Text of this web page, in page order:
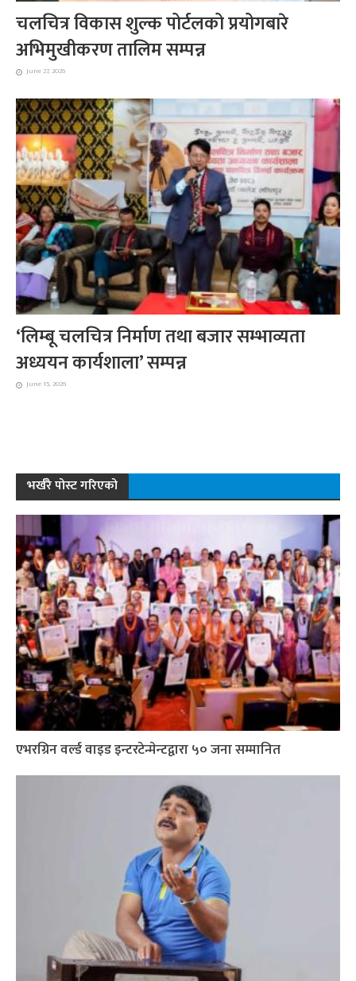
चलचित्र विकास शुल्क पोर्टलको प्रयोगबारे
अभिमुखीकरण तालिम सम्पन्न
June 27, 2026
‘लिम्बू चलचित्र निर्माण तथा बजार सम्भाव्यता
अध्ययन कार्यशाला’ सम्पन्न
June 15, 2026
भर्खरै पोस्ट गरिएको
एभरग्रिन वर्ल्ड वाइड इन्टरटेन्मेन्टद्वारा ५० जना सम्मानित